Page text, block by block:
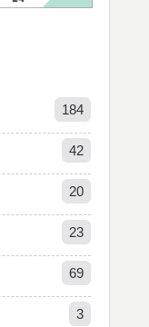
184
42
20
23
69
3